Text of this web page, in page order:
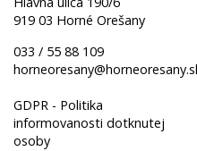
919 03 Horné Orešany
033 / 55 88 109
GDPR - Politika
informovanosti dotknutej
osoby